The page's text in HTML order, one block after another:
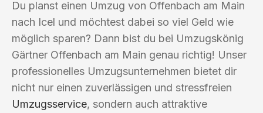
Du planst einen Umzug von Offenbach am Main
nach Icel und möchtest dabei so viel Geld wie
möglich sparen? Dann bist du bei Umzugskönig
Gärtner Offenbach am Main genau richtig! Unser
professionelles Umzugsunternehmen bietet dir
nicht nur einen zuverlässigen und stressfreien
Umzugsservice, sondern auch attraktive